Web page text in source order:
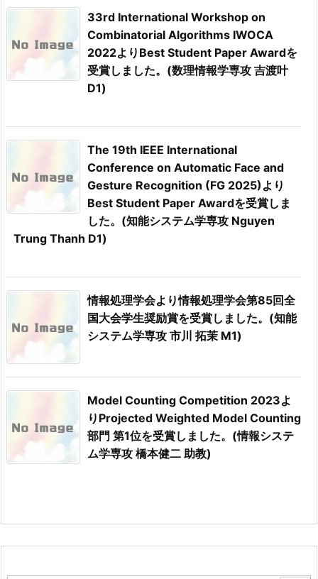
33rd International Workshop on
Combinatorial Algorithms IWOCA
2022よりBest Student Paper Awardを
受賞しました。(数理情報学専攻 吉渡叶
D1)
The 19th IEEE International
Conference on Automatic Face and
Gesture Recognition (FG 2025)より
Best Student Paper Awardを受賞しま
した。(知能システム学専攻 Nguyen
Trung Thanh D1)
情報処理学会より情報処理学会第85回全
国大会学生奨励賞を受賞しました。(知能
システム学専攻 市川 拓茉 M1)
Model Counting Competition 2023よ
りProjected Weighted Model Counting
部門 第1位を受賞しました。(情報システ
ム学専攻 橋本健二 助教)